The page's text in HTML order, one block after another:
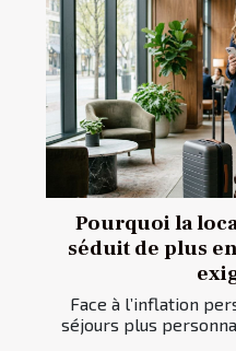
Pourquoi la
séduit de plus
Face à l’inflation
séjours plus